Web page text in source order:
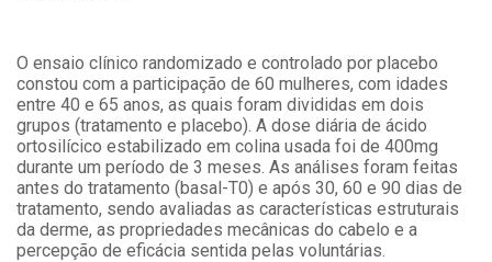
O ensaio clínico randomizado e controlado por placebo
constou com a participação de 60 mulheres, com idades
entre 40 e 65 anos, as quais foram divididas em dois
grupos (tratamento e placebo). A dose diária de ácido
ortosilícico estabilizado em colina usada foi de 400mg
durante um período de 3 meses. As análises foram feitas
antes do tratamento (basal-T0) e após 30, 60 e 90 dias de
tratamento, sendo avaliadas as características estruturais
da derme, as propriedades mecânicas do cabelo e a
percepção de eficácia sentida pelas voluntárias.